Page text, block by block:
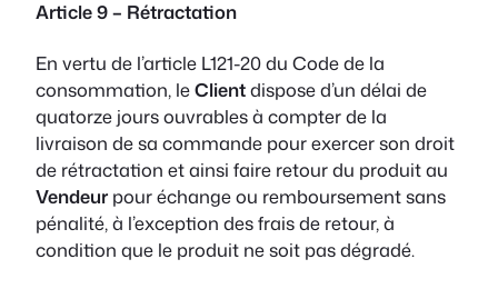
Article 9 – Rétractation
En vertu de l’article L121-20 du Code de la
consommation, leClientdispose d’un délai de
quatorze jours ouvrables à compter de la
livraison de sa commande pour exercer son droit
de rétractation et ainsi faire retour du produit au
Vendeur pour échange ou remboursement sans
pénalité, à l’exception des frais de retour, à
condition que le produit ne soit pas dégradé.